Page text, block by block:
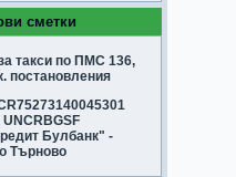
сметки
такси по ПМС 136,
постановления
UNCRBGSF
Булбанк" -
Търново